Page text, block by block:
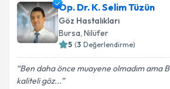
Doç. Dr. Mustafa Kaymakçıiçin
talebi oluşturun. Size bu uzmandan
için bir takvim hazırlandığında e-
bilgilendireceğiz.
E-posta Adresiniz
Op. Dr. K. Selim Tüzün
Göz Hastalıkları
Bursa, Nilüfer
5 (3 Değerlendirme)
Ben daha önce muayene olmadım ama
kaliteli göz...